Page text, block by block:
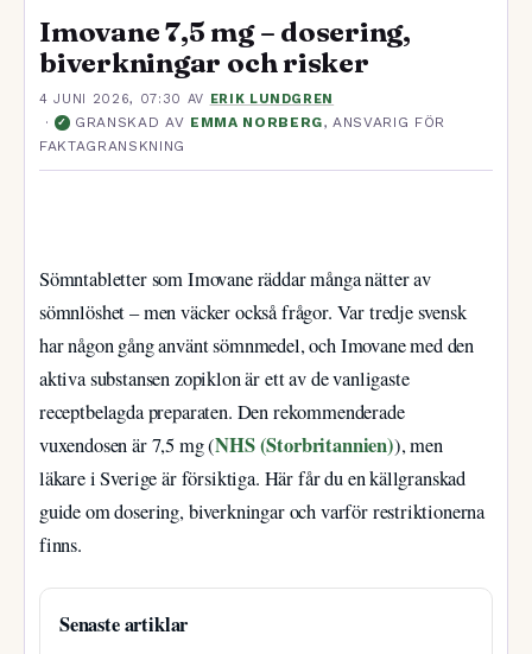
Imovane 7,5 mg – dosering,
biverkningar och risker
4 JUNI 2026, 07:30 AV ERIK LUNDGREN
· ✓ GRANSKAD AV EMMA NORBERG, ANSVARIG FÖR
FAKTAGRANSKNING
Sömntabletter som Imovane räddar många nätter av
sömnlöshet – men väcker också frågor. Var tredje svensk
har någon gång använt sömnmedel, och Imovane med den
aktiva substansen zopiklon är ett av de vanligaste
receptbelagda preparaten. Den rekommenderade
vuxendosen är 7,5 mg (NHS (Storbritannien)), men
läkare i Sverige är försiktiga. Här får du en källgranskad
guide om dosering, biverkningar och varför restriktionerna
finns.
Senaste artiklar